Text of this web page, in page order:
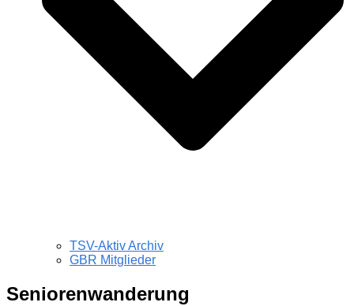
TSV-Aktiv Archiv
GBR Mitglieder
Seniorenwanderung